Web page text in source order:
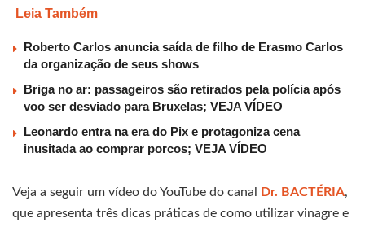
Leia Também
Roberto Carlos anuncia saída de filho de Erasmo Carlos
da organização de seus shows
Briga no ar: passageiros são retirados pela polícia após
voo ser desviado para Bruxelas; VEJA VÍDEO
Leonardo entra na era do Pix e protagoniza cena
inusitada ao comprar porcos; VEJA VÍDEO
Veja a seguir um vídeo do YouTube do canal Dr. BACTÉRIA,
que apresenta três dicas práticas de como utilizar vinagre e